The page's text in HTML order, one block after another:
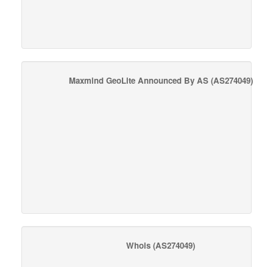
Maxmind GeoLite Announced By AS(AS274049)
Whois (AS274049)